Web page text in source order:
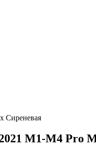
Сиреневая
M1-M4 Pro